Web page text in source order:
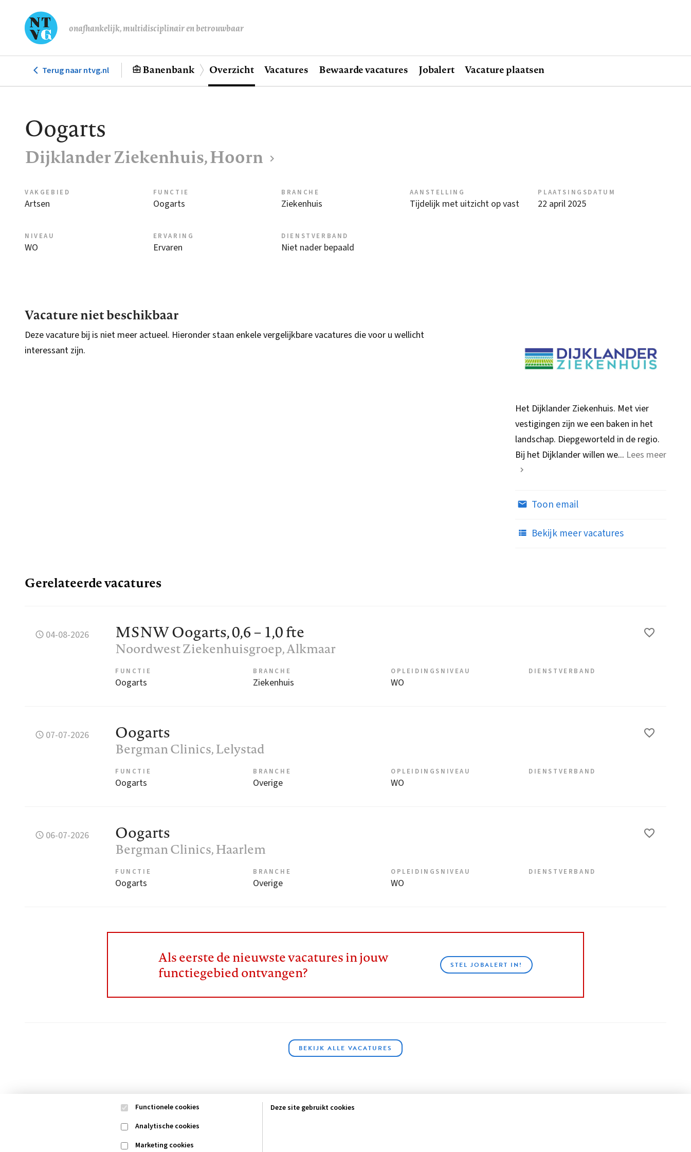
de
onafhankelijk, multidisciplinair en betrouwbaar
Hoofdnavigatie
Terug naar ntvg.nl Banenbank Overzicht Vacatures Bewaarde vacatures Jobalert Vacature plaatsen
Oogarts
Dijklander Ziekenhuis, Hoorn
VAKGEBIED
Artsen
FUNCTIE
Oogarts
BRANCHE
Ziekenhuis
AANSTELLING
Tijdelijk met uitzicht op vast
PLAATSINGSDATUM
22 april 2025
NIVEAU
WO
ERVARING
Ervaren
DIENSTVERBAND
Niet nader bepaald
Vacature niet beschikbaar
Deze vacature bij is niet meer actueel. Hieronder staan enkele vergelijkbare vacatures die voor u wellicht
interessant zijn.
Het Dijklander Ziekenhuis. Met vier
vestigingen zijn we een baken in het
landschap. Diepgeworteld in de regio.
Bij het Dijklander willen we... Lees meer
Toon email
Bekijk meer vacatures
Gerelateerde vacatures
04-08-2026 MSNW Oogarts, 0,6 – 1,0 fte
Noordwest Ziekenhuisgroep, Alkmaar
FUNCTIE
Oogarts
BRANCHE
Ziekenhuis
OPLEIDINGSNIVEAU
WO
DIENSTVERBAND
07-07-2026 Oogarts
Bergman Clinics, Lelystad
FUNCTIE
Oogarts
BRANCHE
Overige
OPLEIDINGSNIVEAU
WO
DIENSTVERBAND
06-07-2026 Oogarts
Bergman Clinics, Haarlem
FUNCTIE
Oogarts
BRANCHE
Overige
OPLEIDINGSNIVEAU
WO
DIENSTVERBAND
Als eerste de nieuwste vacatures in jouw
functiegebied ontvangen?
STEL JOBALERT IN!
BEKIJK ALLE VACATURES
Contact Colofon
Deze site gebruikt cookies
Functionele cookies
Analytische cookies
Marketing cookies